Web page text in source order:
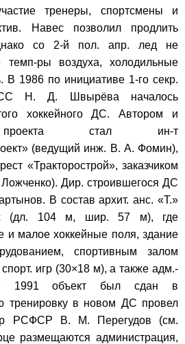
тренеры, спортсмены и
Навес позволил продлить
со 2-й пол. апр. лед не
темп-ры воздуха, холодильные
1986 по инициативе 1-го секр.
Н. Д. Швырёва началось
хоккейного ДС. Автором и
проекта стал ин-т
(ведущий инж. В. А. Фомин),
«Тракторострой», заказчиком
Дир. строившегося ДС
В состав архит. анс. «Т.»
(дл. 104 м, шир. 57 м), где
и малое хоккейные поля, здание
спортивным залом
игр (30×18 м), а также адм.-
1991 объект был сдан в
тренировку в новом ДС провел
РСФСР В. М. Перегудов (см.
размещаются администрация,